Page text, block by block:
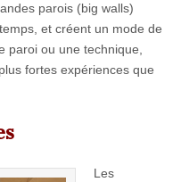
parois (big walls)
et créent un mode de
paroi ou une technique,
fortes expériences que
Les